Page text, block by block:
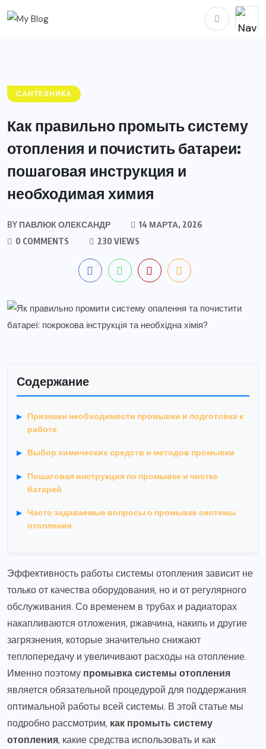
САНТЕХНИКА
Как правильно промыть систему
отопления и почистить батареи:
пошаговая инструкция и
необходимая химия
BY ПАВЛЮК ОЛЕКСАНДР
14 МАРТА, 2026
0 COMMENTS
230 VIEWS
Содержание
Признаки необходимости промывки и подготовка к
работе
Выбор химических средств и методов промывки
Пошаговая инструкция по промывке и чистке
батарей
Часто задаваемые вопросы о промывке системы
отопления
Эффективность работы системы отопления зависит не
только от качества оборудования, но и от регулярного
обслуживания. Со временем в трубах и радиаторах
накапливаются отложения, ржавчина, накипь и другие
загрязнения, которые значительно снижают
теплопередачу и увеличивают расходы на отопление.
Именно поэтому промывка системы отопления
является обязательной процедурой для поддержания
оптимальной работы всей системы. В этой статье мы
подробно рассмотрим, как промыть систему
отопления, какие средства использовать и как